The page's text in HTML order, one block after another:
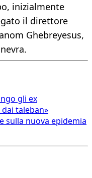
inizialmente
il direttore
Ghebreyesus,
gli ex
taleban»
sulla nuova epidemia